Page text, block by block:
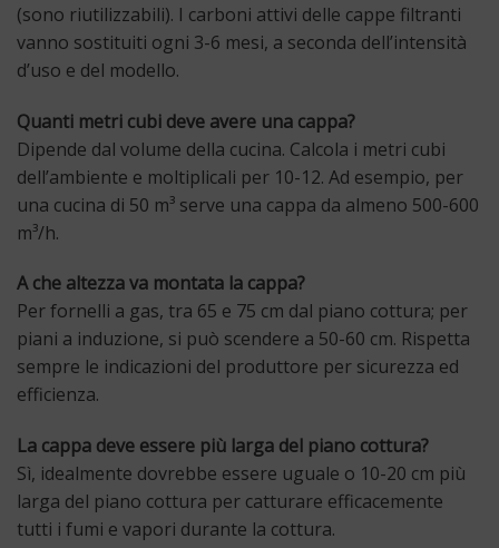
(sono riutilizzabili). I carboni attivi delle cappe filtranti
vanno sostituiti ogni 3-6 mesi, a seconda dell’intensità
d’uso e del modello.
Quanti metri cubi deve avere una cappa?
Dipende dal volume della cucina. Calcola i metri cubi
dell’ambiente e moltiplicali per 10-12. Ad esempio, per
una cucina di 50 m³ serve una cappa da almeno 500-600
m³/h.
A che altezza va montata la cappa?
Per fornelli a gas, tra 65 e 75 cm dal piano cottura; per
piani a induzione, si può scendere a 50-60 cm. Rispetta
sempre le indicazioni del produttore per sicurezza ed
efficienza.
La cappa deve essere più larga del piano cottura?
Sì, idealmente dovrebbe essere uguale o 10-20 cm più
larga del piano cottura per catturare efficacemente
tutti i fumi e vapori durante la cottura.